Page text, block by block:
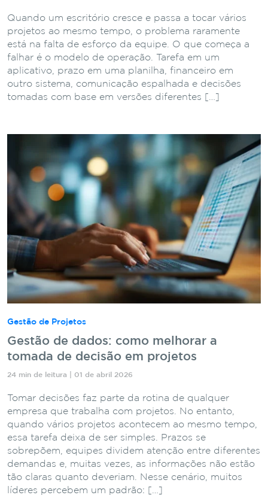
Quando um escritório cresce e passa a tocar vários
projetos ao mesmo tempo, o problema raramente
está na falta de esforço da equipe. O que começa a
falhar é o modelo de operação. Tarefa em um
aplicativo, prazo em uma planilha, financeiro em
outro sistema, comunicação espalhada e decisões
tomadas com base em versões diferentes […]
Gestão de Projetos
Gestão de dados: como melhorar a
tomada de decisão em projetos
24 min de leitura | 01 de abril 2026
Tomar decisões faz parte da rotina de qualquer
empresa que trabalha com projetos. No entanto,
quando vários projetos acontecem ao mesmo tempo,
essa tarefa deixa de ser simples. Prazos se
sobrepõem, equipes dividem atenção entre diferentes
demandas e, muitas vezes, as informações não estão
tão claras quanto deveriam. Nesse cenário, muitos
líderes percebem um padrão: […]